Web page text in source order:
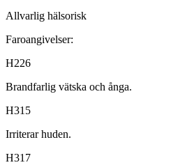
Allvarlig hälsorisk
Faroangivelser:
H226
Brandfarlig vätska och ånga.
H315
Irriterar huden.
H317